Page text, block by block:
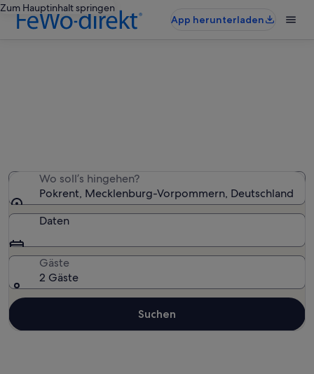
Zum Hauptinhalt springen
App herunterladen
Wo soll’s hingehen?
Pokrent, Mecklenburg-Vorpommern, Deutschland
Daten
Gäste
2 Gäste
Suchen